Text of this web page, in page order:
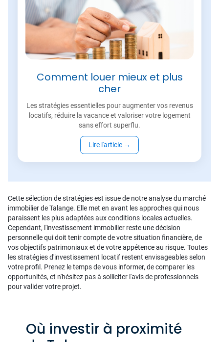
Comment louer mieux et plus
cher
Les stratégies essentielles pour augmenter vos revenus
locatifs, réduire la vacance et valoriser votre logement
sans effort superflu.
Lire l'article →
Cette sélection de stratégies est issue de notre analyse du marché
immobilier de Talange. Elle met en avant les approches qui nous
paraissent les plus adaptées aux conditions locales actuelles.
Cependant, l'investissement immobilier reste une décision
personnelle qui doit tenir compte de votre situation financière, de
vos objectifs patrimoniaux et de votre appétence au risque. Toutes
les stratégies d'investissement locatif restent envisageables selon
votre profil. Prenez le temps de vous informer, de comparer les
opportunités, et n'hésitez pas à solliciter l'avis de professionnels
pour valider votre projet.
Où investir à proximité